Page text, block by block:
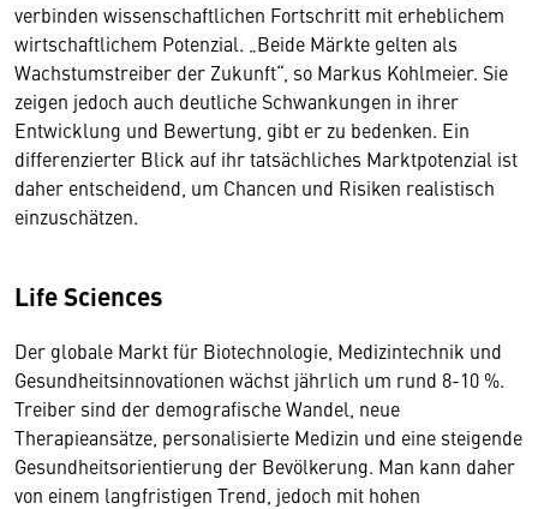
verbinden wissenschaftlichen Fortschritt mit erheblichem
wirtschaftlichem Potenzial. „Beide Märkte gelten als
Wachstumstreiber der Zukunft“, so Markus Kohlmeier. Sie
zeigen jedoch auch deutliche Schwankungen in ihrer
Entwicklung und Bewertung, gibt er zu bedenken. Ein
differenzierter Blick auf ihr tatsächliches Marktpotenzial ist
daher entscheidend, um Chancen und Risiken realistisch
einzuschätzen.
Life Sciences
Der globale Markt für Biotechnologie, Medizintechnik und
Gesundheitsinnovationen wächst jährlich um rund 8-10 %.
Treiber sind der demografische Wandel, neue
Therapieansätze, personalisierte Medizin und eine steigende
Gesundheitsorientierung der Bevölkerung. Man kann daher
von einem langfristigen Trend, jedoch mit hohen